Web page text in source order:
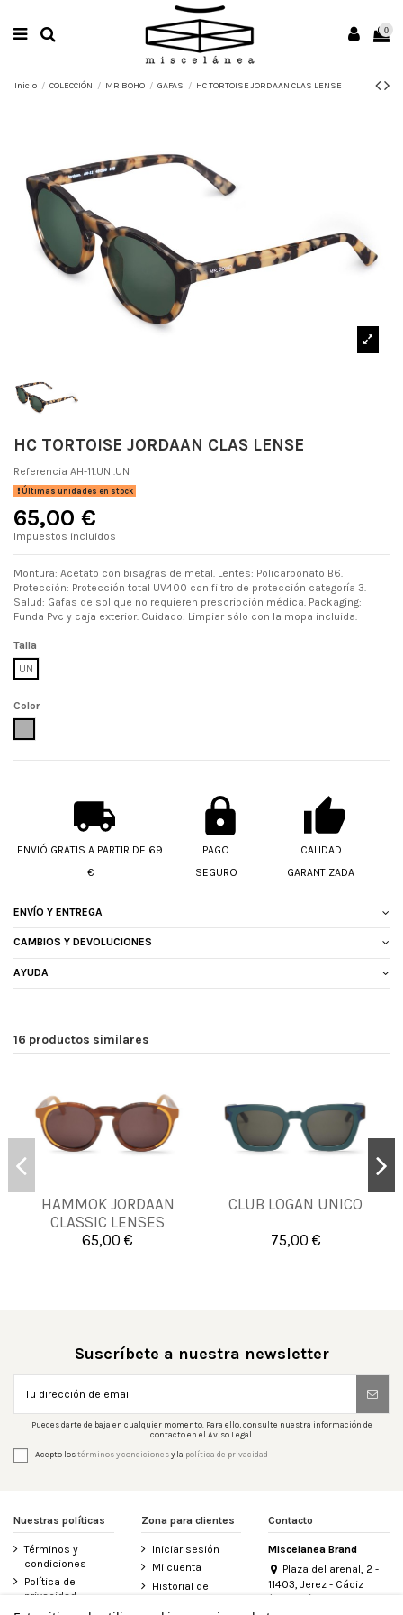
0
Inicio COLECCIÓN MR BOHO GAFAS HC TORTOISE JORDAAN CLAS LENSE
HC TORTOISE JORDAAN CLAS LENSE
Referencia AH-11.UNI.UN
Últimas unidades en stock
65,00 €
Impuestos incluidos
Montura: Acetato con bisagras de metal. Lentes: Policarbonato B6.
Protección: Protección total UV400 con filtro de protección categoría 3.
Salud: Gafas de sol que no requieren prescripción médica. Packaging:
Funda Pvc y caja exterior. Cuidado: Limpiar sólo con la mopa incluida.
Talla
UN
Color
ENVIÓ GRATIS A PARTIR DE 69
€
PAGO
SEGURO
CALIDAD
GARANTIZADA
ENVÍO Y ENTREGA
CAMBIOS Y DEVOLUCIONES
AYUDA
16 productos similares
HAMMOK JORDAAN
CLASSIC LENSES
UNICO
65,00 €
UNICA
Añadir al carrito
CLUB LOGAN UNICO
75,00 €
UNICA
Añadir al carrito
Suscríbete a nuestra newsletter
Puedes darte de baja en cualquier momento. Para ello, consulte nuestra información de
contacto en el Aviso Legal.
Acepto lostérminos y condicionesy la política de privacidad
Nuestras políticas
Términos y
condiciones
Política de
privacidad
Zona para clientes
Iniciar sesión
Mi cuenta
Historial de
Contacto
Miscelanea Brand
Plaza del arenal, 2 -
11403, Jerez - Cádiz
(España)